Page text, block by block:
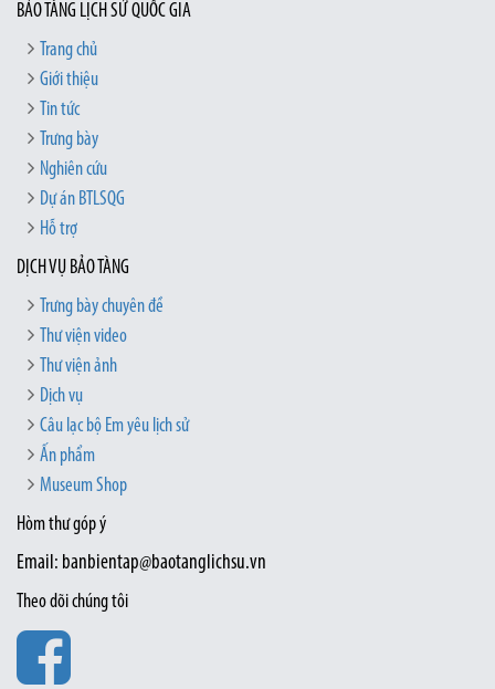
BẢO TÀNG LỊCH SỬ QUỐC GIA
Trang chủ
Giới thiệu
Tin tức
Trưng bày
Nghiên cứu
Dự án BTLSQG
Hỗ trợ
DỊCH VỤ BẢO TÀNG
Trưng bày chuyên đề
Thư viện video
Thư viện ảnh
Dịch vụ
Câu lạc bộ Em yêu lịch sử
Ấn phẩm
Museum Shop
Hòm thư góp ý
Email: banbientap@baotanglichsu.vn
Theo dõi chúng tôi